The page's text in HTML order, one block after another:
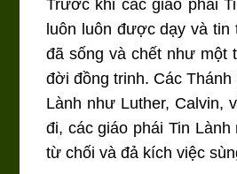
Trước khi các giáo phái
luôn luôn được dạy và
đã sống và chết như một
đời đồng trinh. Các
Lành như Luther, Calvin,
đi, các giáo phái Tin
từ chối và đả kích việc